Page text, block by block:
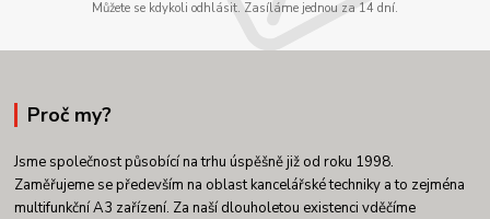
Můžete se kdykoli odhlásit. Zasíláme jednou za 14 dní.
Proč my?
Jsme společnost působící na trhu úspěšně již od roku 1998.
Zaměřujeme se především na oblast kancelářské techniky a to zejména
multifunkční A3 zařízení. Za naší dlouholetou existenci vděčíme